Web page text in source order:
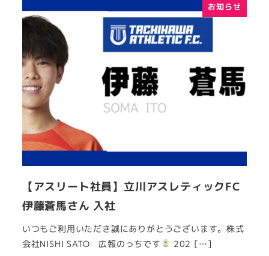
お知らせ
【アスリート社員】立川アスレティックFC
伊藤蒼馬さん 入社
いつもご利用いただき誠にありがとうございます。株式
会社NISHI SATO 広報のっちです
202 […]